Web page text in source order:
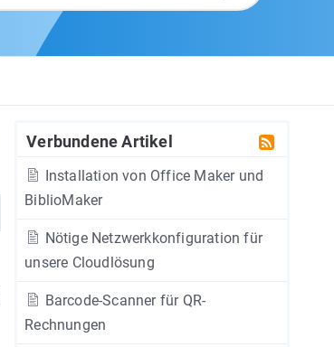
Verbundene Artikel
Installation von Office Maker und
BiblioMaker
Nötige Netzwerkkonfiguration für
unsere Cloudlösung
Barcode-Scanner für QR-
Rechnungen